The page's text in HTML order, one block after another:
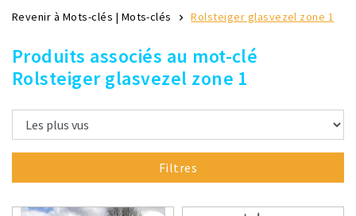
Revenir à Mots-clés | Mots-clés Rolsteiger glasvezel zone 1
Produits associés au mot-clé
Rolsteiger glasvezel zone 1
Filtres